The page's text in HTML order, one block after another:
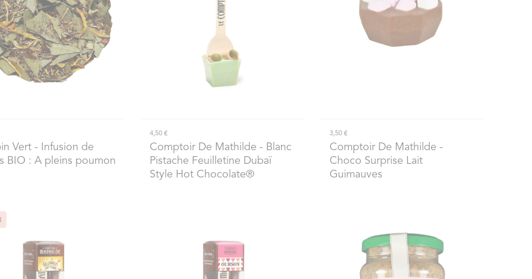
Vert - Infusion de
BIO : A pleins poumon
4,50 €
Comptoir De Mathilde - Blanc
Pistache Feuilletine Dubaï
Style Hot Chocolate®
3,50 €
Comptoir De Mathilde -
Choco Surprise Lait
Guimauves